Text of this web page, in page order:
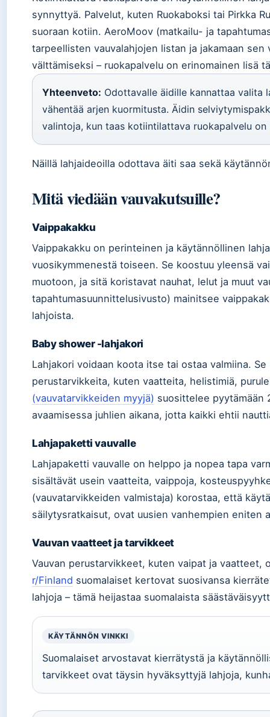
synnyttyä. Palvelut, kuten Ruokaboksi tai Pirkka
suoraan kotiin. AeroMoov (matkailu- ja
tarpeellisten vauvalahjojen listan ja jakamaan
välttämiseksi – ruokapalvelu on erinomainen lisä
Yhteenveto: Odottavalle äidille kannattaa valita
vähentää arjen kuormitusta. Äidin
valintoja, kun taas kotiintilattava ruokapalvelu
Näillä lahjaideoilla odottava äiti saa sekä
Mitä viedään vauvakutsuille?
Vaippakakku
Vaippakakku on perinteinen ja käytännöllinen
vuosikymmenestä toiseen. Se koostuu yleensä
muotoon, ja sitä koristavat nauhat, lelut ja muut
tapahtumasuunnittelusivusto) mainitsee
lahjoista.
Baby shower -lahjakori
Lahjakori voidaan koota itse tai ostaa valmiina.
perustarvikkeita, kuten vaatteita, helistimiä,
(vauvatarvikkeiden myyjä) suosittelee pyytämään
avaamisessa juhlien aikana, jotta kaikki ehtii
Lahjapaketti vauvalle
Lahjapaketti vauvalle on helppo ja nopea tapa
sisältävät usein vaatteita, vaippoja,
(vauvatarvikkeiden valmistaja) korostaa, että
säilytysratkaisut, ovat uusien vanhempien eniten
Vauvan vaatteet ja tarvikkeet
Vauvan perustarvikkeet, kuten vaipat ja vaatteet,
r/Finland suomalaiset kertovat suosivansa
lahjoja – tämä heijastaa suomalaista
KÄYTÄNNÖN VINKKI
Suomalaiset arvostavat kierrätystä ja
tarvikkeet ovat täysin hyväksyttyjä lahjoja,